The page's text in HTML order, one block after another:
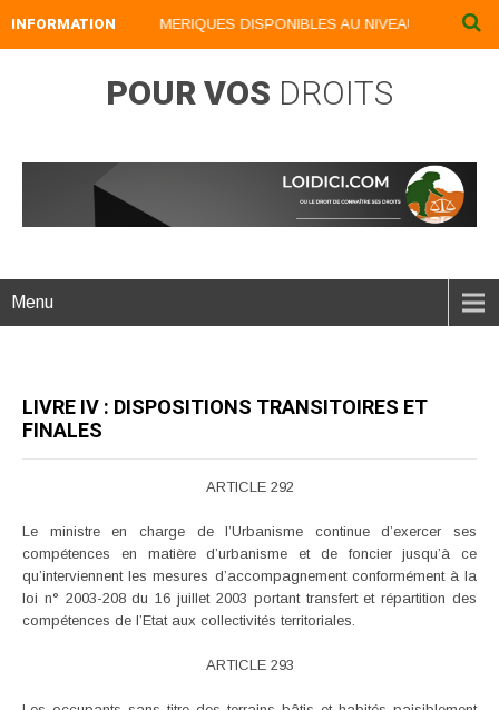
INFORMATION
NOS LIVRES NUMERIQUES DISPONIBLES AU NIVEAU DU MENU
POUR VOS DROITS
Menu
LIVRE IV : DISPOSITIONS TRANSITOIRES ET
FINALES
ARTICLE 292
Le ministre en charge de l’Urbanisme continue d’exercer ses
compétences en matière d’urbanisme et de foncier jusqu’à ce
qu’interviennent les mesures d’accompagnement conformément à la
loi n° 2003-208 du 16 juillet 2003 portant transfert et répartition des
compétences de l’Etat aux collectivités territoriales.
ARTICLE 293